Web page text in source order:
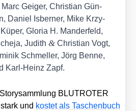
Marc Gei­ger, Chris­ti­an Gün­
Dani­el Isber­ner, Mike Krzy­
Glo­ria H. Man­der­feld,
Judith& Chris­ti­an Vogt,
Schmel­ler, Jörg Ben­ne,
Karl-Heinz Zapf.
BLUTROTER
und kos­tet als Taschen­buch